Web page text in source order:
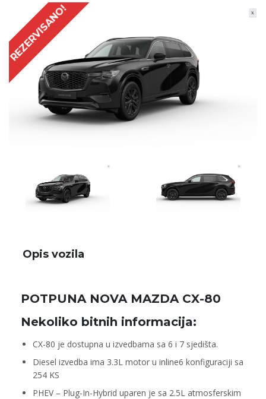
REZERVISANO!
Opis vozila
POTPUNA NOVA MAZDA CX-80
Nekoliko bitnih informacija:
CX-80 je dostupna u izvedbama sa 6 i 7 sjedišta.
Diesel izvedba ima 3.3L motor u inline6 konfiguraciji sa
254 KS
PHEV – Plug-In-Hybrid uparen je sa 2.5L atmosferskim